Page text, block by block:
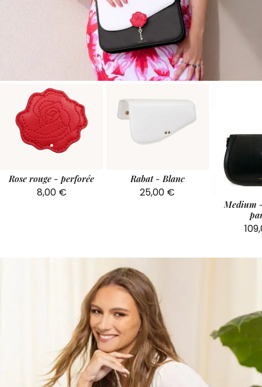
Rose rouge - perforée
8,00 €
Rabat - Blanc
25,00 €
Medium